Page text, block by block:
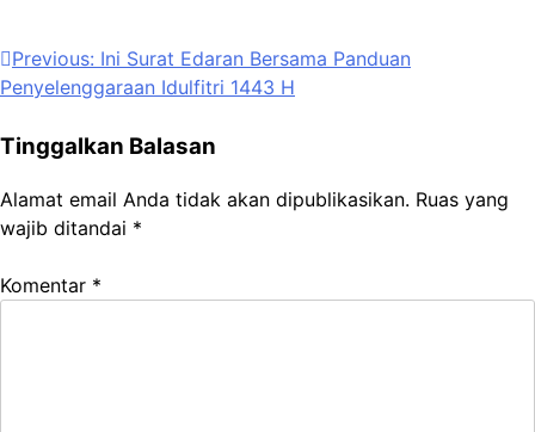
Navigasi
pos
Previous: Ini Surat Edaran Bersama Panduan
Penyelenggaraan Idulfitri 1443 H
Tinggalkan Balasan
Alamat email Anda tidak akan dipublikasikan. Ruas yang
wajib ditandai *
Komentar *